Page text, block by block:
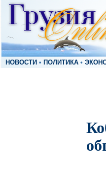
НОВОСТИ • ПОЛИТИКА •